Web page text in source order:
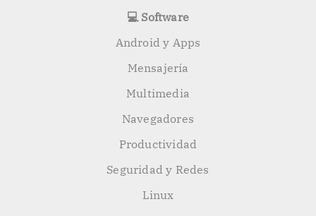
💻 Software
Android y Apps
Mensajería
Multimedia
Navegadores
Productividad
Seguridad y Redes
Linux